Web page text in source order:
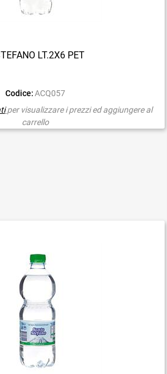
LT.2X6 PET
Codice: ACQ057
per visualizzare i prezzi ed aggiungere al
carrello